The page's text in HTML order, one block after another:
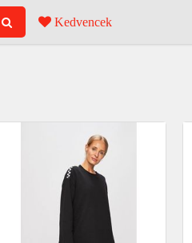
Kedvencek